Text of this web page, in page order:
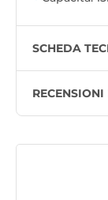
SCHEDA